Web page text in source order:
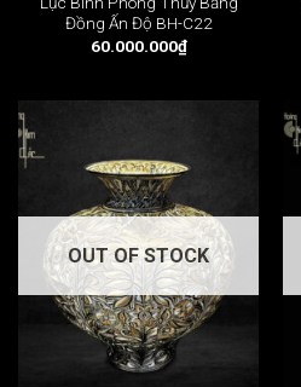
Đồng Ấn Độ BH-C22
60.000.000₫
OUT OF STOCK